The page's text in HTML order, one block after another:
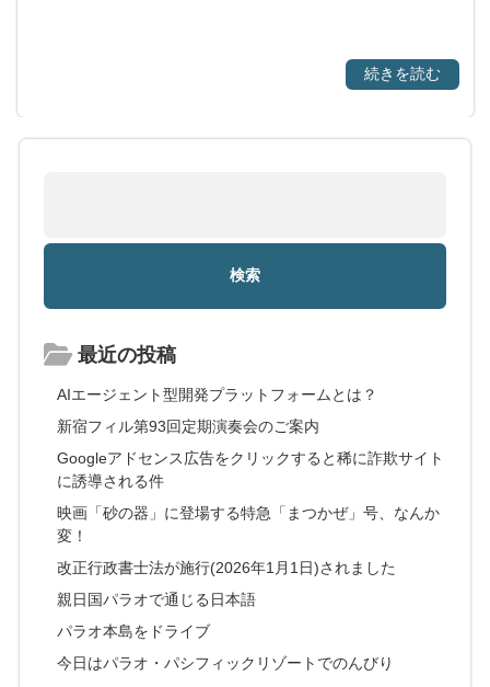
続きを読む
最近の投稿
AIエージェント型開発プラットフォームとは？
新宿フィル第93回定期演奏会のご案内
Googleアドセンス広告をクリックすると稀に詐欺サイト
に誘導される件
映画「砂の器」に登場する特急「まつかぜ」号、なんか
変！
改正行政書士法が施行(2026年1月1日)されました
親日国パラオで通じる日本語
パラオ本島をドライブ
今日はパラオ・パシフィックリゾートでのんびり